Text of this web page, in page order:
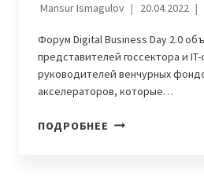
Mansur Ismagulov 20.04.2022
Форум Digital Business Day 2.0
представителей госсектора и
руководителей венчурных
акселераторов, которые…
ПОДРОБНЕЕ В